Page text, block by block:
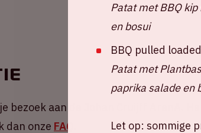
aan de Johan Cruijff ArenA. Heb
dan onze FAQ
Patat met BBQ
en bosui
BBQ pulled
Patat met
paprika salade en
Let op: sommige